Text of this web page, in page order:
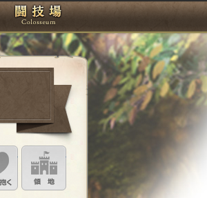
ップ 闘技場
く このキャラクターに感情を抱く